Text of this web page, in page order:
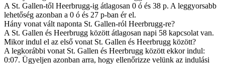
A St. Gallen-től Heerbrugg-ig átlagosan 0 ó és 38 p. A leggyorsabb
lehetőség azonban a 0 ó és 27 p-ban ér el.
Hány vonat vált naponta St. Gallen-ról Heerbrugg-re?
A St. Gallen és Heerbrugg között átlagosan napi 58 kapcsolat van.
Mikor indul el az első vonat St. Gallen és Heerbrugg között?
A legkorábbi vonat St. Gallen és Heerbrugg között ekkor indul:
0:07. Ügyeljen azonban arra, hogy ellenőrizze velünk az indulási